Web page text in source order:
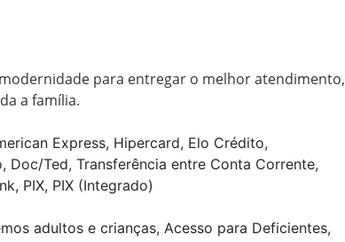
para entregar o melhor atendimento,
a família.
Express, Hipercard, Elo Crédito,
Doc/Ted, Transferência entre Conta Corrente,
PIX, PIX (Integrado)
adultos e crianças, Acesso para Deficientes,